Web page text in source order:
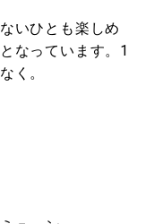
いひとも楽しめ
なっています。1
く。